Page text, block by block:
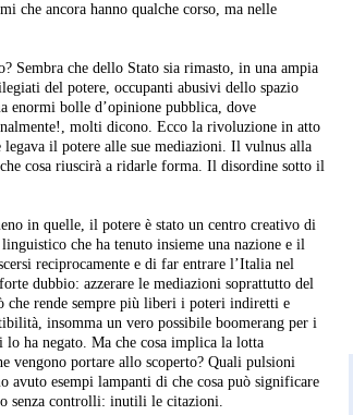
che ancora hanno qualche corso, ma nelle
Sembra che dello Stato sia rimasto, in una ampia
del potere, occupanti abusivi dello spazio
enormi bolle d’opinione pubblica, dove
molti dicono. Ecco la rivoluzione in atto
legava il potere alle sue mediazioni. Il vulnus alla
cosa riuscirà a ridarle forma. Il disordine sotto il
in quelle, il potere è stato un centro creativo di
che ha tenuto insieme una nazione e il
reciprocamente e di far entrare l’Italia nel
dubbio: azzerare le mediazioni soprattutto del
che rende sempre più liberi i poteri indiretti e
insomma un vero possibile boomerang per i
ha negato. Ma che cosa implica la lotta
vengono portare allo scoperto? Quali pulsioni
avuto esempi lampanti di che cosa può significare
senza controlli: inutili le citazioni.